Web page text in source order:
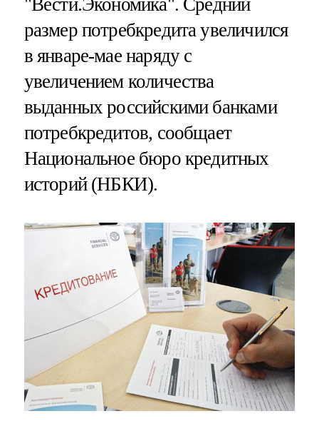
размер потребкредита увеличился
в январе-мае наряду с
увеличением количества
выданных российскими банками
потребкредитов, сообщает
Национальное бюро кредитных
историй (НБКИ).